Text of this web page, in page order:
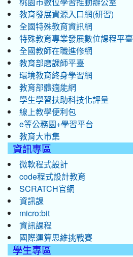
桃園市數位學習推動辦公室
教育發展資源入口網(研習)
全國特殊教育資訊網
特殊教育專業發展數位課程平臺
全國教師在職進修網
教育部磨課師平臺
環境教育終身學習網
教育部體適能網
學生學習扶助科技化評量
線上教學便利包
e等公務園+學習平台
教育大市集
資訊專區
微軟程式設計
code程式設計教育
SCRATCH官網
資訊課
micro:bit
資訊課程
國際運算思維挑戰賽
學生專區